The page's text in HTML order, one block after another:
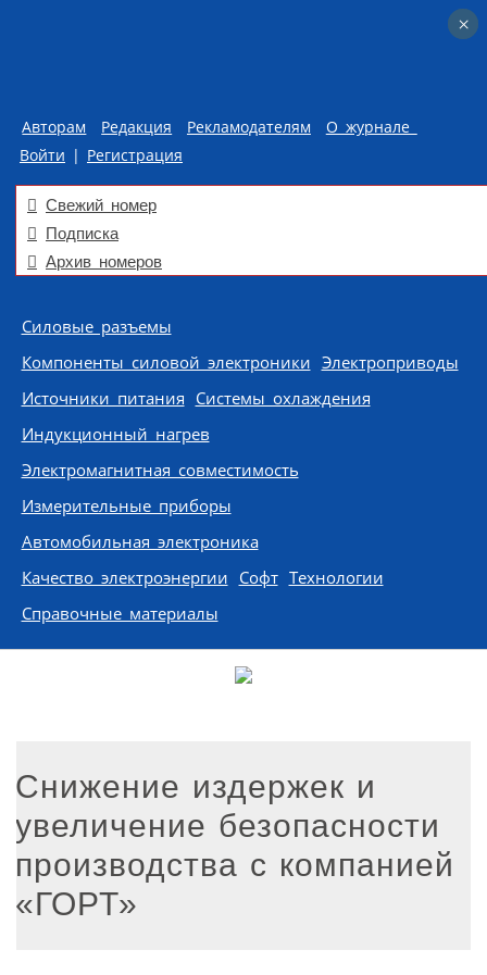
Авторам Редакция Рекламодателям
О журнале
Войти | Регистрация
Свежий номер
Подписка
Архив номеров
Skip to content
Силовые разъемы
Компоненты силовой электроники Электроприводы
Источники питания Системы охлаждения
Индукционный нагрев
Электромагнитная совместимость
Измерительные приборы
Автомобильная электроника
Качество электроэнергии Софт Технологии
Справочные материалы
Снижение издержек и
увеличение безопасности
производства с компанией
«ГОРТ»
×
×